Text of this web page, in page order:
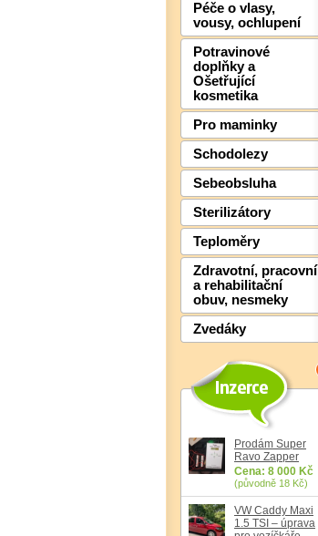
Péče o vlasy,
vousy, ochlupení
Potravinové
doplňky a
Ošetřující
kosmetika
Pro maminky
Schodolezy
Sebeobsluha
Sterilizátory
Teploměry
Zdravotní, pracovní
a rehabilitační
obuv, nesmeky
Zvedáky
Prodám Super
Ravo Zapper
Cena: 8 000 Kč
(původně 18 Kč)
VW Caddy Maxi
1.5 TSI – úprava
Detail
Detail